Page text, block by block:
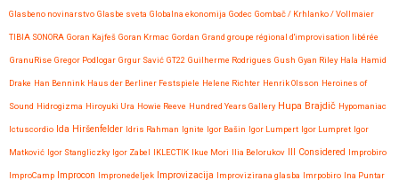
Glasbeno novinarstvo Glasbe sveta Globalna ekonomija Godec Gombač / Krhlanko / Vollmaier
TIBIA SONORA Goran Kajfeš Goran Krmac Gordan Grand groupe régional d'improvisation libérée
GranuRise Gregor Podlogar Grgur Savić GT22 Guilherme Rodrigues Gush Gyan Riley Hala Hamid
Drake Han Bennink Haus der Berliner Festspiele Helene Richter Henrik Olsson Heroines of
Sound Hidrogizma Hiroyuki Ura Howie Reeve Hundred Years Gallery Hupa Brajdič Hypomaniac
Ictuscordio Ida Hiršenfelder Idris Rahman Ignite Igor Bašin Igor Lumpert Igor Lumpret Igor
Matković Igor Stangliczky Igor Zabel IKLECTIK Ikue Mori Ilia Belorukov Ill Considered Improbiro
ImproCamp Improcon Impronedeljek Improvizacija Improvizirana glasba Imrpobiro Ina Puntar